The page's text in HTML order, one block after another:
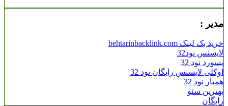
مدیر :
خرید بک لینک behtarinbacklink.com
لایسنس نود32
پسورد نود 32
اوکلی لایسنس رایگان نود 32
همیار نود 32
بهترین سئو
رایگان